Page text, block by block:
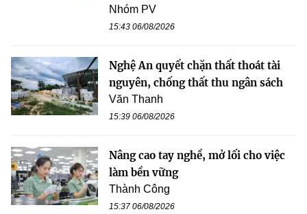
Nhóm PV
15:43 06/08/2026
Nghệ An quyết chặn thất thoát tài
nguyên, chống thất thu ngân sách
Văn Thanh
15:39 06/08/2026
Nâng cao tay nghề, mở lối cho việc
làm bền vững
Thành Công
15:37 06/08/2026